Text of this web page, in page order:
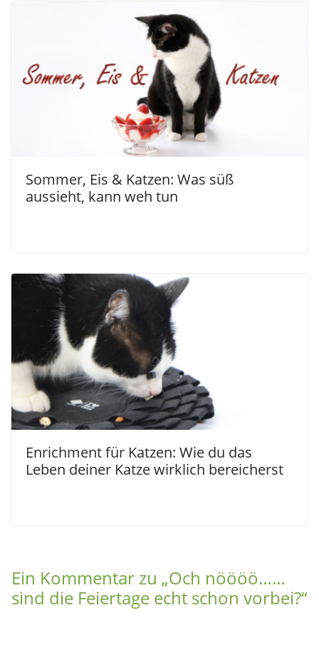
Sommer, Eis & Katzen: Was süß
aussieht, kann weh tun
Enrichment für Katzen: Wie du das
Leben deiner Katze wirklich bereicherst
Ein Kommentar zu „Och nöööö……
sind die Feiertage echt schon vorbei?“